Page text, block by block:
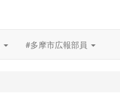
#多摩市広報部員